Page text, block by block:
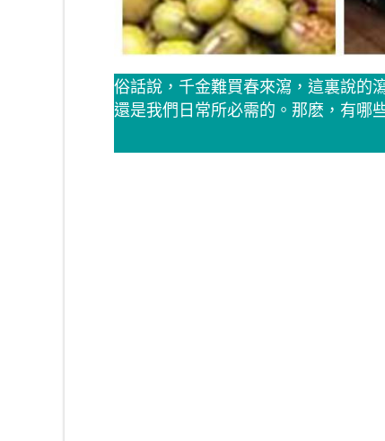
俗話說，千金難買春來瀉，這裏說的
還是我們日常所必需的。那麽，有哪